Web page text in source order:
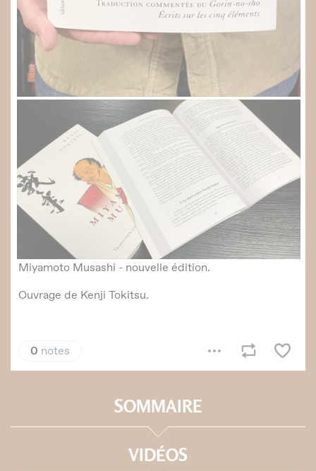
SOMMAIRE
VIDÉOS